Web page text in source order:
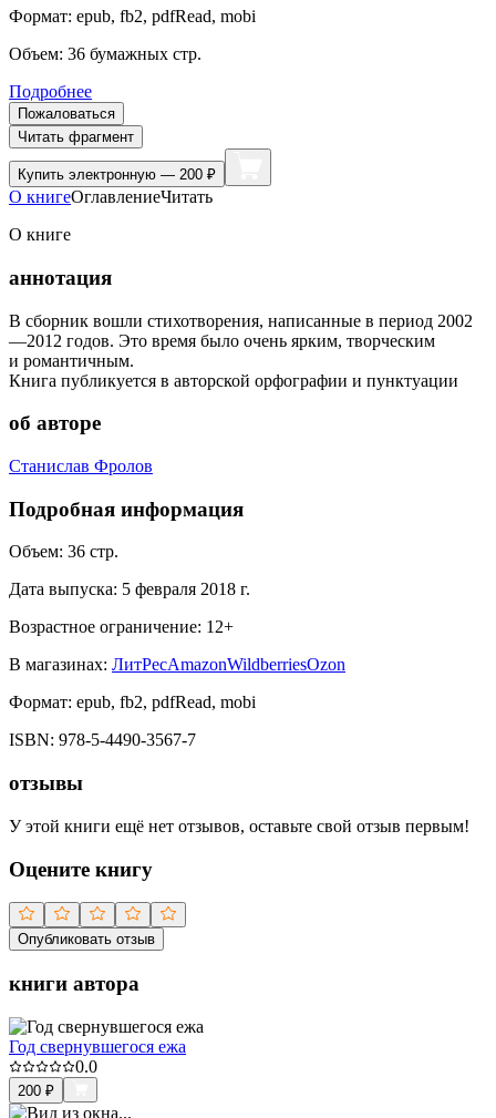
Формат: epub, fb2, pdfRead, mobi
Объем: 36 бумажных стр.
Подробнее
Пожаловаться
Читать фрагмент
Купить электронную — 200 ₽
О книгеОглавлениеЧитать
О книге
аннотация
В сборник вошли стихотворения, написанные в период 2002
—2012 годов. Это время было очень ярким, творческим
и романтичным.
Книга публикуется в авторской орфографии и пунктуации
об авторе
Станислав Фролов
Подробная информация
Объем: 36 стр.
Дата выпуска: 5 февраля 2018 г.
Возрастное ограничение: 12+
В магазинах: ЛитРесAmazonWildberriesOzon
Формат: epub, fb2, pdfRead, mobi
ISBN: 978-5-4490-3567-7
отзывы
У этой книги ещё нет отзывов, оставьте свой отзыв первым!
Оцените книгу
Опубликовать отзыв
книги автора
Год свернувшегося ежа
0.0
200 ₽